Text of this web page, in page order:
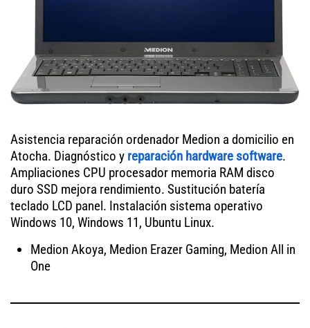
Asistencia reparación ordenador Medion a domicilio en
Atocha. Diagnóstico y reparación hardware software.
Ampliaciones CPU procesador memoria RAM disco
duro SSD mejora rendimiento. Sustitución batería
teclado LCD panel. Instalación sistema operativo
Windows 10, Windows 11, Ubuntu Linux.
Medion Akoya, Medion Erazer Gaming, Medion All in
One